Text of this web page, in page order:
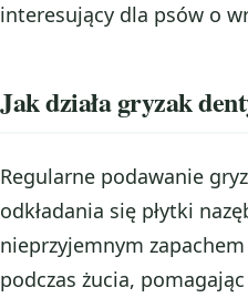
interesujący dla psów o
Jak działa gryzak
Regularne podawanie
odkładania się płytki
nieprzyjemnym
podczas żucia,